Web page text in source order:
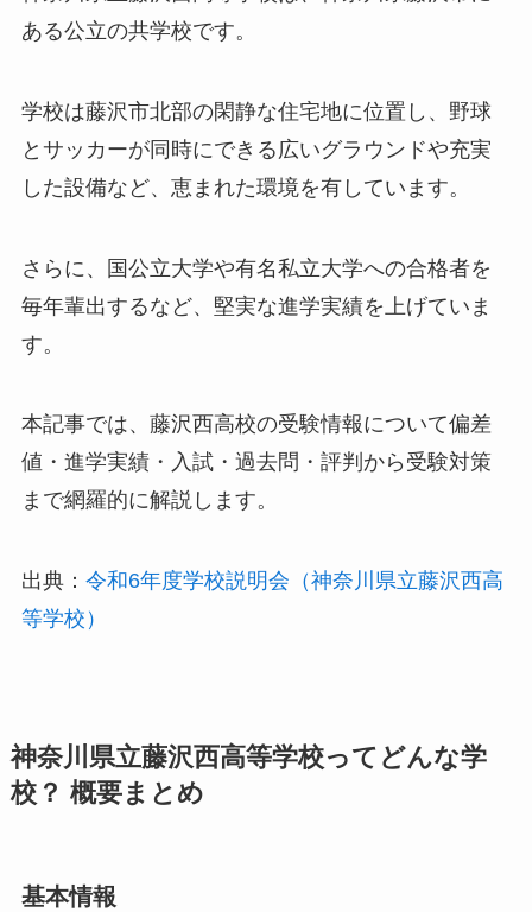
ある公立の共学校です。
学校は藤沢市北部の閑静な住宅地に位置し、野球
とサッカーが同時にできる広いグラウンドや充実
した設備など、恵まれた環境を有しています。
さらに、国公立大学や有名私立大学への合格者を
毎年輩出するなど、堅実な進学実績を上げていま
す。
本記事では、藤沢西高校の受験情報について偏差
値・進学実績・入試・過去問・評判から受験対策
まで網羅的に解説します。
出典： 令和6年度学校説明会（神奈川県立藤沢西高
等学校）
神奈川県立藤沢西高等学校ってどんな学
校？ 概要まとめ
基本情報